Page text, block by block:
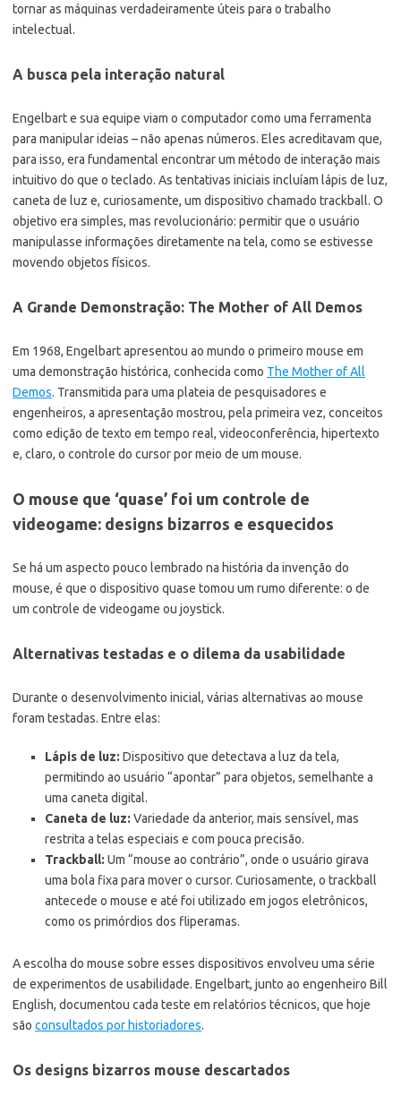
tornar as máquinas verdadeiramente úteis para o trabalho
intelectual.
A busca pela interação natural
Engelbart e sua equipe viam o computador como uma ferramenta
para manipular ideias – não apenas números. Eles acreditavam que,
para isso, era fundamental encontrar um método de interação mais
intuitivo do que o teclado. As tentativas iniciais incluíam lápis de luz,
caneta de luz e, curiosamente, um dispositivo chamado trackball. O
objetivo era simples, mas revolucionário: permitir que o usuário
manipulasse informações diretamente na tela, como se estivesse
movendo objetos físicos.
A Grande Demonstração: The Mother of All Demos
Em 1968, Engelbart apresentou ao mundo o primeiro mouse em
uma demonstração histórica, conhecida como The Mother of All
Demos. Transmitida para uma plateia de pesquisadores e
engenheiros, a apresentação mostrou, pela primeira vez, conceitos
como edição de texto em tempo real, videoconferência, hipertexto
e, claro, o controle do cursor por meio de um mouse.
O mouse que ‘quase’ foi um controle de
videogame: designs bizarros e esquecidos
Se há um aspecto pouco lembrado na história da invenção do
mouse, é que o dispositivo quase tomou um rumo diferente: o de
um controle de videogame ou joystick.
Alternativas testadas e o dilema da usabilidade
Durante o desenvolvimento inicial, várias alternativas ao mouse
foram testadas. Entre elas:
Lápis de luz: Dispositivo que detectava a luz da tela,
permitindo ao usuário “apontar” para objetos, semelhante a
uma caneta digital.
Caneta de luz: Variedade da anterior, mais sensível, mas
restrita a telas especiais e com pouca precisão.
Trackball: Um “mouse ao contrário”, onde o usuário girava
uma bola fixa para mover o cursor. Curiosamente, o trackball
antecede o mouse e até foi utilizado em jogos eletrônicos,
como os primórdios dos fliperamas.
A escolha do mouse sobre esses dispositivos envolveu uma série
de experimentos de usabilidade. Engelbart, junto ao engenheiro Bill
English, documentou cada teste em relatórios técnicos, que hoje
são consultados por historiadores.
Os designs bizarros mouse descartados